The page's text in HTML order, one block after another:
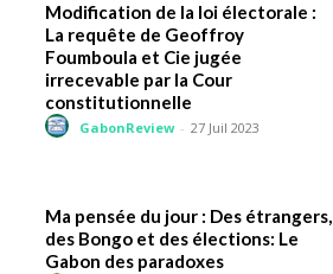
Modification de la loi électorale :
La requête de Geoffroy
Foumboula et Cie jugée
irrecevable par la Cour
constitutionnelle
GabonReview - 27 Juil 2023
Ma pensée du jour : Des étrangers,
des Bongo et des élections: Le
Gabon des paradoxes